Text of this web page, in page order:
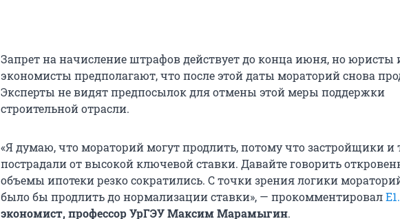
Запрет на начисление штрафов действует до конца июня, но юристы
экономисты предполагают, что после этой даты мораторий снова
Эксперты не видят предпосылок для отмены этой меры поддержки
строительной отрасли.
«Я думаю, что мораторий могут продлить, потому что застройщики и
пострадали от высокой ключевой ставки. Давайте говорить
объемы ипотеки резко сократились. С точки зрения логики
было бы продлить до нормализации ставки», — прокомментировал
экономист, профессор УрГЭУ Максим Марамыгин.